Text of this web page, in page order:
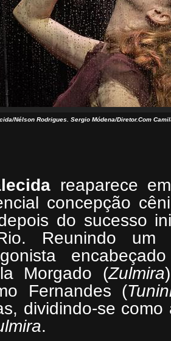
Nélson Rodrigues. Sergio Módena/Diretor.Com
reaparece
concepção
do sucesso
Reunindo um
Morgado (Zulmira
Fernandes (
dividindo-se
.